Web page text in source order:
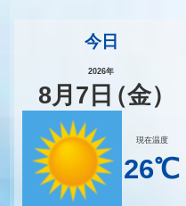
今日
2026年
8月 7 日（金）
現在温度
26℃